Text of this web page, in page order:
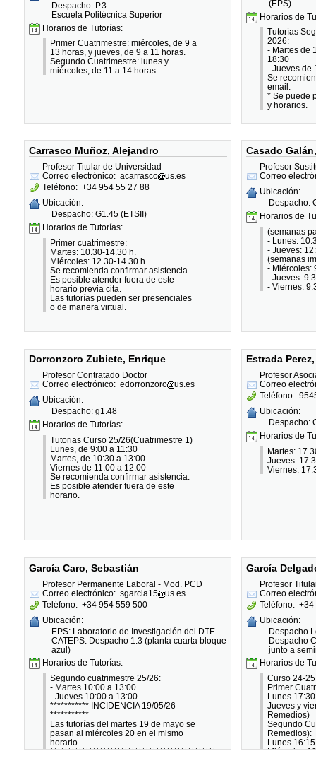
Despacho: P.3.
Escuela Politécnica Superior
Horarios de Tutorías:
Primer Cuatrimestre: miércoles, de 9 a
13 horas, y jueves, de 9 a 11 horas.
Segundo Cuatrimestre: lunes y
miércoles, de 11 a 14 horas.
(EPS)
Horarios de
Tutorías
2026:
- Martes de
18:30
- Jueves de
Se
email.
* Se puede
y horarios.
Carrasco Muñoz, Alejandro
Profesor Titular de Universidad
Correo electrónico: acarrasco
us.es
Teléfono: +34 954 55 27 88
Ubicación:
Despacho: G1.45 (ETSII)
Horarios de Tutorías:
Primer cuatrimestre:
Martes: 10.30-14.30 h.
Miércoles: 12.30-14.30 h.
Se recomienda confirmar asistencia.
Es posible atender fuera de este
horario previa cita.
Las tutorías pueden ser presenciales
o de manera virtual.
Casado
Profesor
Correo
Ubicación:
Despacho:
Horarios de
(semanas
- Lunes:
- Jueves:
(semanas
- Miércoles:
- Jueves:
- Viernes:
Dorronzoro Zubiete, Enrique
Profesor Contratado Doctor
Correo electrónico: edorronzoro
us.es
Ubicación:
Despacho: g1.48
Horarios de Tutorías:
Tutorias Curso 25/26(Cuatrimestre 1)
Lunes, de 9:00 a 11:30
Martes, de 10:30 a 13:00
Viernes de 11:00 a 12:00
Se recomienda confirmar asistencia.
Es posible atender fuera de este
horario.
Estrada
Profesor
Correo
Teléfono:
Ubicación:
Despacho:
Horarios de
Martes:
Jueves:
Viernes:
García Caro, Sebastián
Profesor Permanente Laboral - Mod. PCD
Correo electrónico: sgarcia15
us.es
Teléfono: +34 954 559 500
Ubicación:
EPS: Laboratorio de Investigación del DTE
CATEPS: Despacho 1.3 (planta cuarta bloque
azul)
Horarios de Tutorías:
Segundo cuatrimestre 25/26:
- Martes 10:00 a 13:00
- Jueves 10:00 a 13:00
*********** INCIDENCIA 19/05/26
***********
Las tutorías del martes 19 de mayo se
pasan al miércoles 20 en el mismo
horario
***********************************************
García
Profesor
Correo
Teléfono: +34
Ubicación:
Despacho
Despacho
junto a
Horarios de
Curso 24-25
Primer
Lunes
Jueves y
Remedios)
Segundo
Remedios):
Lunes
Miércoles